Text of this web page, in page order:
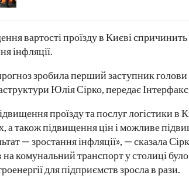
вартості проїзду в Києві спричинить
інфляції.
зробила перший заступник
Юлія Сірко, передає
проїзду та послуг логістики
а також підвищення цін і можливе
— зростання інфляції», — сказала
на комунальний транспорт у столиці
для підприємств зросла в рази.